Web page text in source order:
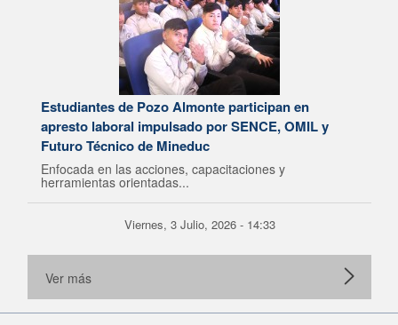
Estudiantes de Pozo Almonte participan en
apresto laboral impulsado por SENCE, OMIL y
Futuro Técnico de Mineduc
Enfocada en las acciones, capacitaciones y
herramientas orientadas...
Viernes, 3 Julio, 2026 - 14:33
Ver más